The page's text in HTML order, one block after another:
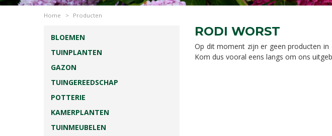
Home > Producten
RODI WORST
Op dit moment zijn er geen producten
Kom dus vooral eens langs om ons
BLOEMEN
TUINPLANTEN
GAZON
TUINGEREEDSCHAP
POTTERIE
KAMERPLANTEN
TUINMEUBELEN